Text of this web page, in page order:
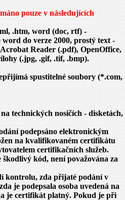
pouze v následujících
.htm, word (doc, rtf) -
do verze 2000, prostý text -
Reader (.pdf), OpenOffice,
(.jpg, .gif, .tif, .bmp).
spustitelné soubory (*.com,
technických nosičích - disketách,
podepsáno elektronickým
na kvalifikovaném certifikátu
certifikačních služeb.
kód, není považována za
kontrolu, zda přijaté podání v
je podepsala osoba uvedená na
je certifikát platný. Pokud je při